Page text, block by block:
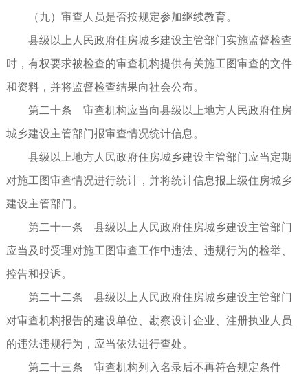
（九）审查人员是否按规定参加继续教育。
县级以上人民政府住房城乡建设主管部门实施监督检查
时，有权要求被检查的审查机构提供有关施工图审查的文件
和资料，并将监督检查结果向社会公布。
第二十条 审查机构应当向县级以上地方人民政府住房
城乡建设主管部门报审查情况统计信息。
县级以上地方人民政府住房城乡建设主管部门应当定期
对施工图审查情况进行统计，并将统计信息报上级住房城乡
建设主管部门。
第二十一条 县级以上人民政府住房城乡建设主管部门
应当及时受理对施工图审查工作中违法、违规行为的检举、
控告和投诉。
第二十二条 县级以上人民政府住房城乡建设主管部门
对审查机构报告的建设单位、勘察设计企业、注册执业人员
的违法违规行为，应当依法进行查处。
第二十三条 审查机构列入名录后不再符合规定条件